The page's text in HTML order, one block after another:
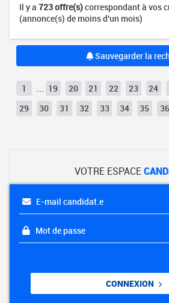
Il y a 723 offre(s)correspondant à vos
(annonce(s) de moins d'un mois)
Sauvegarder la
1 19 20 21 22 23 24
29
30 31 32 33 34 35 36
VOTRE ESPACE
E-mail candidat.e
Mot de passe
CONNEXION